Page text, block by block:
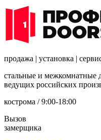
продажа | установка |
стальные и межкомнатные
ведущих российских
кострома / 9:00-18:00
Вызов
замерщика